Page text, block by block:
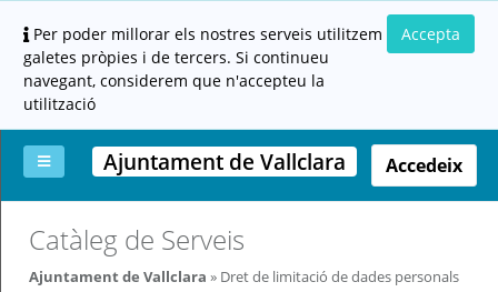
Per poder millorar els nostres serveis utilitzem
galetes pròpies i de tercers. Si continueu
navegant, considerem que n'accepteu la
utilització
Accepta
meva
documentació
ciutadana
administracions)
Ajuntament de Vallclara Accedeix
Catàleg de Serveis
Ajuntament de Vallclara Dret de limitació de dades personals